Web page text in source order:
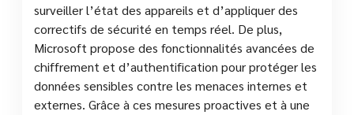
surveiller l’état des appareils et d’appliquer des
correctifs de sécurité en temps réel. De plus,
Microsoft propose des fonctionnalités avancées de
chiffrement et d’authentification pour protéger les
données sensibles contre les menaces internes et
externes. Grâce à ces mesures proactives et à une